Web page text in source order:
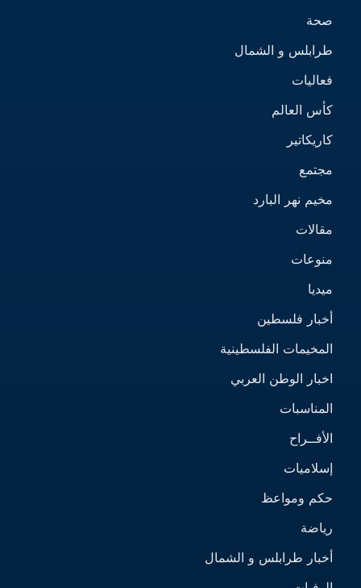
صحة
طرابلس و الشمال
فعاليات
كأس العالم
كاريكاتير
مجتمع
مخيم نهر البارد
مقالات
منوعات
ميديا
أخبار فلسطين
المخيمات الفلسطينية
اخبار الوطن العربي
المناسبات
الأفــراح
إسلاميات
حكم ومواعظ
رياضة
أخبار طرابلس و الشمال